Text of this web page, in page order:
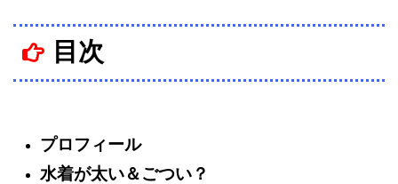
目次
プロフィール
水着が太い＆ごつい？